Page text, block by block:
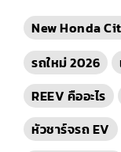
New Honda
รถใหม่ 2026
REEV คืออะไร
หัวชาร์จรถ EV